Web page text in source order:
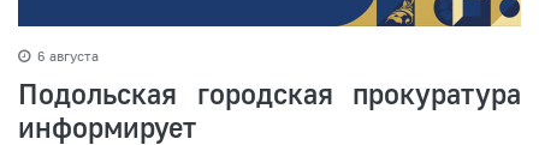
6 августа
Подольская городская прокуратура
информирует